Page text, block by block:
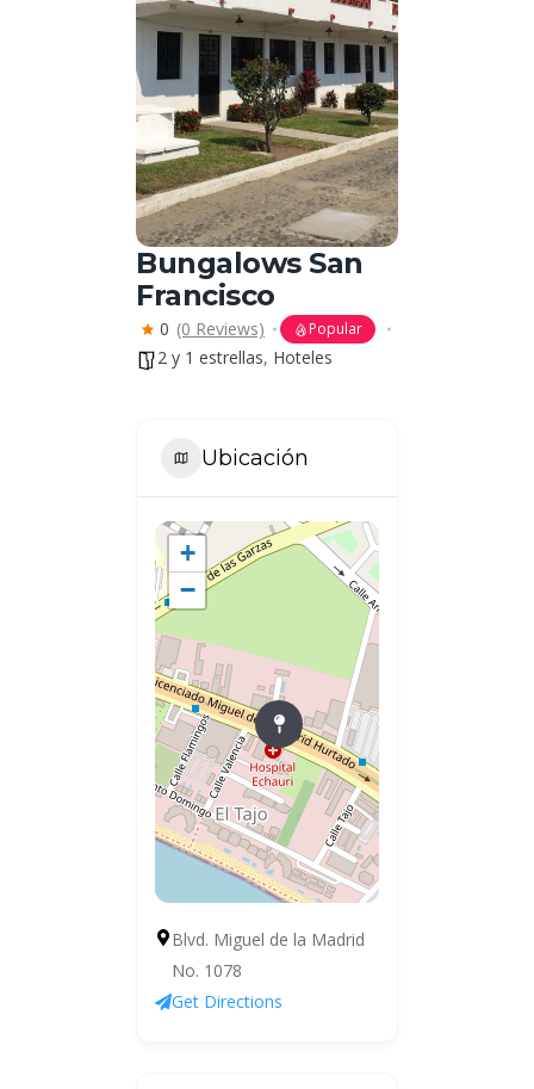
Bungalows San
Francisco
0 (0 Reviews) Popular
2 y 1 estrellas, Hoteles
Ubicación
+
−
Blvd. Miguel de la Madrid
No. 1078
Get Directions